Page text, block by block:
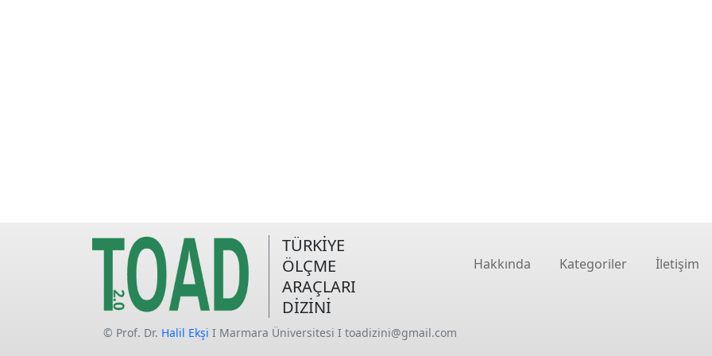
TÜRKİYE
ÖLÇME
ARAÇLARI
DİZİNİ
Hakkında Kategoriler İletişim
© Prof. Dr. Halil Ekşi I Marmara Üniversitesi I toadizini@gmail.com